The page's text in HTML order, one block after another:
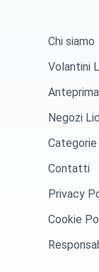
Chi siamo
Volantini
Negozi
Contatti
Privacy
Cookie